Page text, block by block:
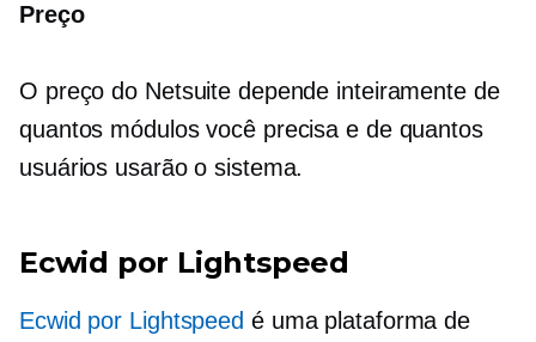
Preço
O preço do Netsuite depende inteiramente de
quantos módulos você precisa e de quantos
usuários usarão o sistema.
Ecwid por Lightspeed
Ecwid por Lightspeed é uma plataforma de